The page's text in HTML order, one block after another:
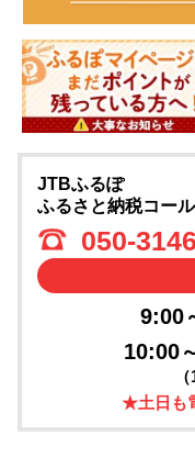
JTBふるぽ
ふるさと納税コー
050-
9:00
10:00
★土日も